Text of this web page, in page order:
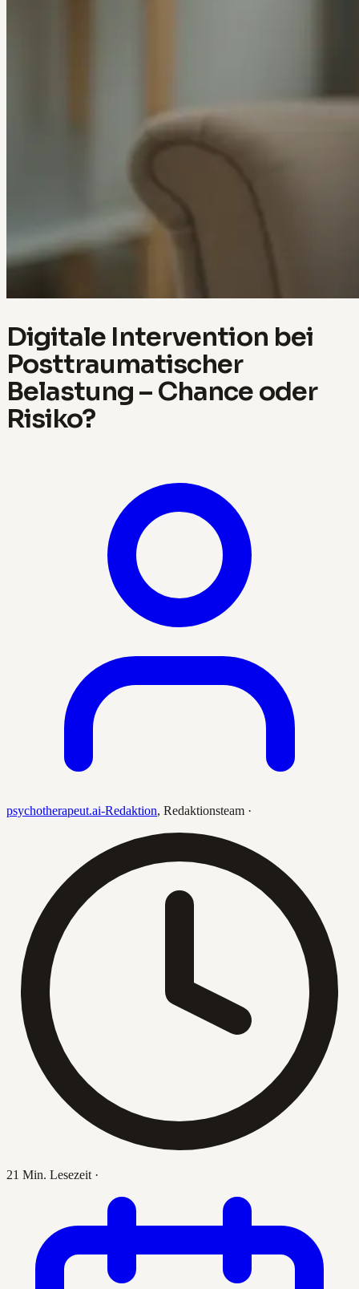
Digitale Intervention bei
Posttraumatischer
Belastung – Chance oder
Risiko?
psychotherapeut.ai-Redaktion, Redaktionsteam ·
21 Min. Lesezeit ·